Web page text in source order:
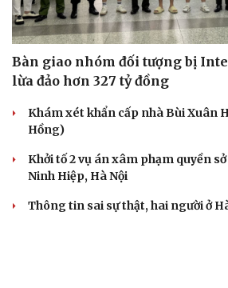
Bàn giao nhóm đối tượng bị
lừa đảo hơn 327 tỷ đồng
Khám xét khẩn cấp nhà Bùi Xuân
Hồng)
Khởi tố 2 vụ án xâm phạm quyền
Ninh Hiệp, Hà Nội
Thông tin sai sự thật, hai người ở